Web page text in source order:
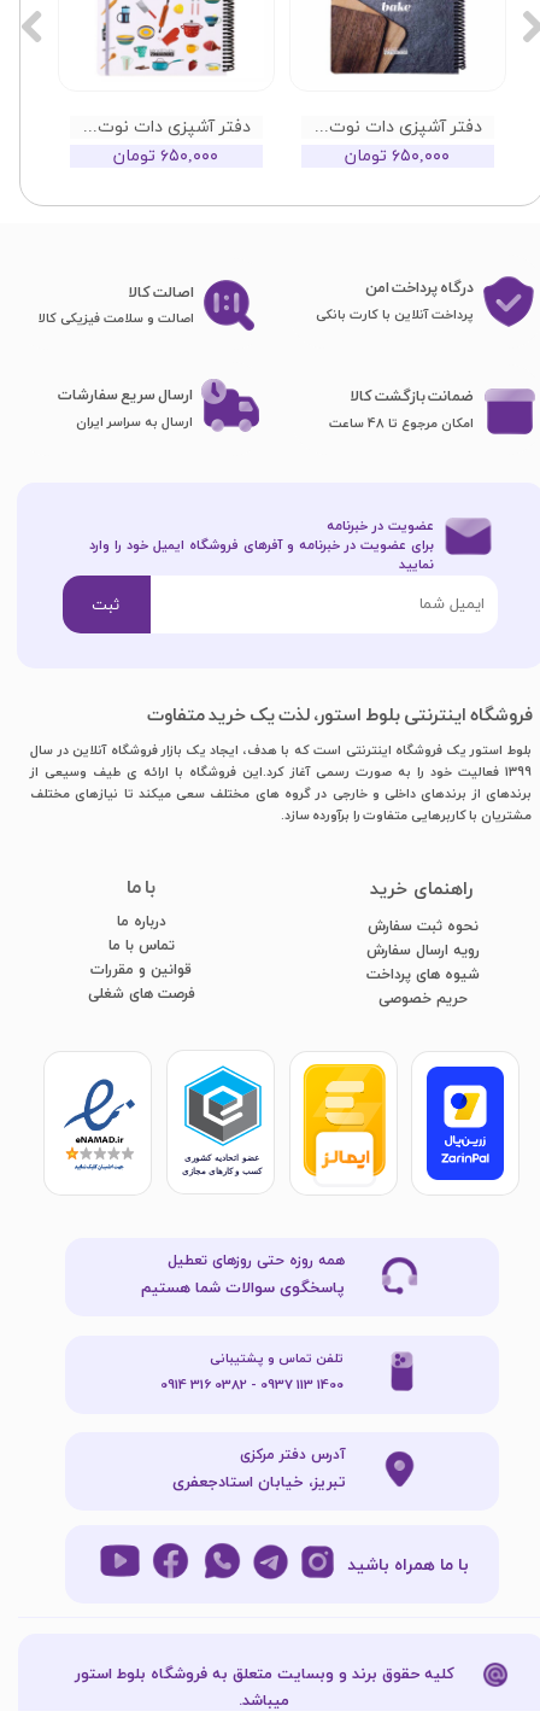
دفتر آشپزی دات نوت My Kitchen طرح 02
۶۵۰,۰۰۰ تومان
دفتر آشپزی دات نوت My Kitchen طرح 04
۶۵۰,۰۰۰ تومان
درگاه پرداخت امن
پرداخت آنلاین با کارت بانکی
فروشگاه اینترنتی بلوط استور، لذت یک خرید متفاوت
بلوط استور یک فروشگاه اینترنتی است که با هدف، ایجاد یک بازار فروشگاه آنلاین در سال
1399 فعالیت خود را به صورت رسمی آغاز کرد.این فروشگاه با ارائه ی طیف وسیعی از
برندهای از برندهای داخلی و خارجی در گروه های مختلف سعی میکند تا نیازهای مختلف
مشتریان با کاربرهایی متفاوت را برآورده سازد.
با ما
درباره ما
تماس با ما
قوانین و مقررات
فرصت های شغلی
​راهنمای خرید
نحوه ثبت سفارش
رویه ارسال سفارش
شیوه های پرداخت
​​​​​​​حریم خصوصی
اصا​​​​​​​لت کالا
اصالت و سلامت فیزیکی کالا
ضمانت بازگشت کالا
امکان مرجوع تا 48 ساعت
ارسال سریع سفارشات
ارسال به سراسر ایران
با ما همراه باشید
همه روزه حتی روزهای تعطیل
پاسخگوی سوالات شما هستیم
آدرس دفتر مرکزی
تبریز، خیابان استادجعفری
تلفن تماس و پشتیبانی
1400 113 0937 - 0382 316 0914
عضویت در خبرنامه
برای عضویت در خبرنامه و آفرهای فروشگاه ایمیل خود را وارد
نمایید​​​​​​​
ثبت
کلیه حقوق برند و وبسایت متعلق به فروشگاه بلوط استور
میباشد.​​​​​​​